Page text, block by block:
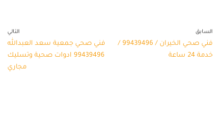
السابق
فني صحي الخيران / 99439496 /
خدمة 24 ساعة
التالي
فني صحي جمعية سعد العبدالله
99439496 ادوات صحية وتسليك
مجاري